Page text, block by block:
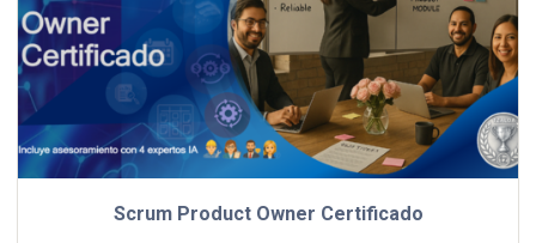
Scrum Product Owner Certificado